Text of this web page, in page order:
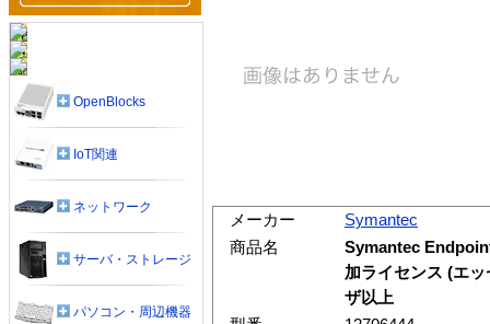
メーカー
Symantec
商品名
Symantec
加ライセンス (エ
ザ以上
OpenBlocks
IoT関連
ネットワーク
サーバ・ストレージ
パソコン・周辺機器